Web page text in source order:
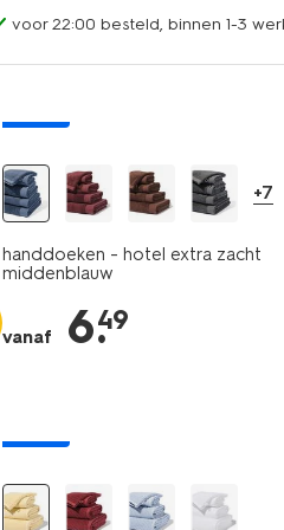
voor 22:00 besteld, binnen 1-3
+7
handdoeken - hotel extra zacht
middenblauw
vanaf 6.
49